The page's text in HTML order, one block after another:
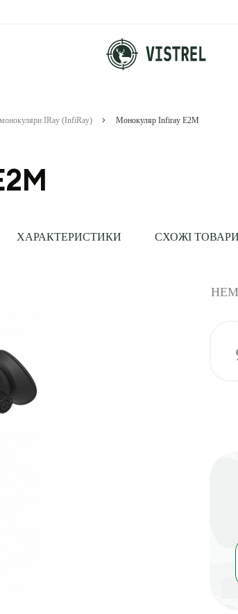
монокуляри IRay (InfiRay) Монокуляр Infiray E2M
ХАРАКТЕРИСТИКИ СХОЖІ ТОВАРИ